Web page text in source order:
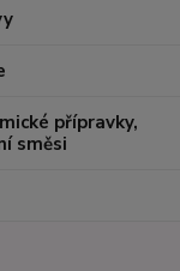
přípravky,
směsi